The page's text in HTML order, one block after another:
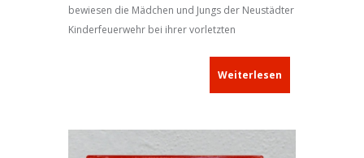
bewiesen die Mädchen und Jungs der Neustädter
Kinderfeuerwehr bei ihrer vorletzten
Weiterlesen